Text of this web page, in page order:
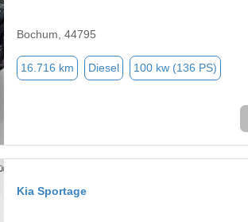
Bochum, 44795
16.716 km Diesel 100 kw (136 PS)
Kia Sportage